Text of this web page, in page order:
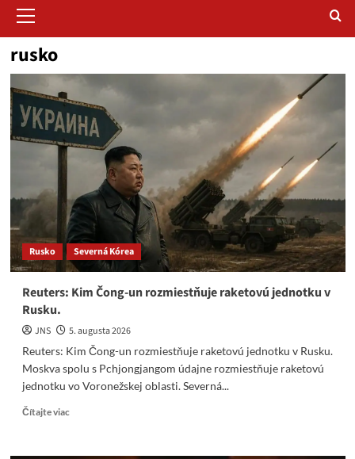
Menu
rusko
Rusko Severná Kórea
Reuters: Kim Čong-un rozmiestňuje raketovú jednotku v
Rusku.
JNS
5. augusta 2026
Reuters: Kim Čong-un rozmiestňuje raketovú jednotku v Rusku.
Moskva spolu s Pchjongjangom údajne rozmiestňuje raketovú
jednotku vo Voronežskej oblasti. Severná...
Čítajte viacRead
Reuters: